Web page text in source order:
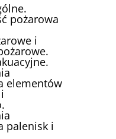
pożarowa
i
elementów
palenisk i